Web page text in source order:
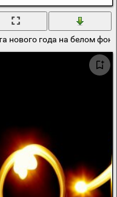
для праздничного
нового года на белом фоне